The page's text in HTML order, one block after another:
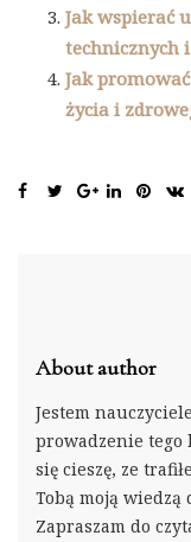
Jak wspierać
technicznych
Jak
życia i
About author
Jestem
prowadzenie tego
się cieszę, ze
Tobą moją wiedzą
Zapraszam do